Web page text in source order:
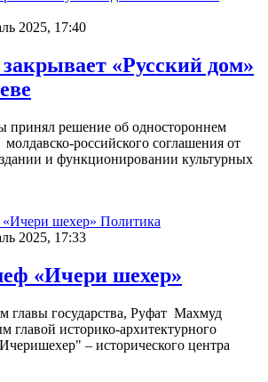
2025, 17:40
«Русский дом»
решение об одностороннем
российского соглашения от
и функционировании культурных
Политика
2025, 17:33
«Ичери шехер»
главы государства, Руфат Махмуд
главой историко-архитектурного
– исторического центра